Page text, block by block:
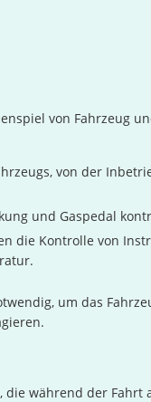
von Fahrzeug
von der
und Gaspedal
die Kontrolle von
um das
während der Fahrt